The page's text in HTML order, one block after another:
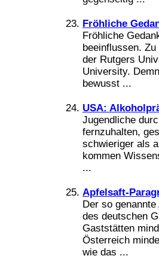
Fröhliche
Fröhliche
beeinflussen.
der Rutgers
University.
bewusst ...
USA:
Jugendliche
fernzuhalten,
schwieriger als
kommen
...
Apfelsaft-
Der so
des deutschen
Gaststätten
Österreich
wie das ...